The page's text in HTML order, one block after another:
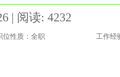
| 阅读: 4232
位性质：全职 工作经